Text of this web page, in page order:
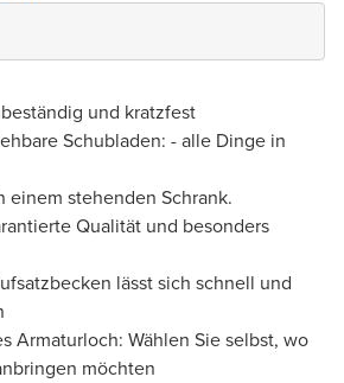
und kratzfest
Schubladen: - alle Dinge in
einem stehenden Schrank.
Qualität und besonders
lässt sich schnell und
Armaturloch: Wählen Sie selbst, wo
möchten